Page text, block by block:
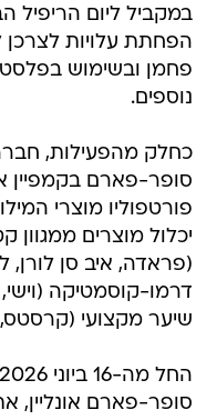
במקביל ליום הריפיל
הפחתת עלויות לצרכן
פחמן ובשימוש
נוספים.
כחלק מהפעילות,
סופר-פארם בקמפיין
פורטפוליו מוצרי
יכלול מוצרים ממגוון
(פראדה, איב סן לורן,
דרמו-קוסמטיקה
שיער מקצועי (קרסטס,
סופר-פארם אונליין,